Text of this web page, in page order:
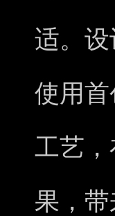
适。设
使用
工艺
果，